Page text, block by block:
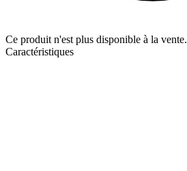
Ce produit n'est plus disponible à la vente.
Caractéristiques